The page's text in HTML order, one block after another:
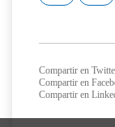
Compartir en
Compartir en
Compartir en